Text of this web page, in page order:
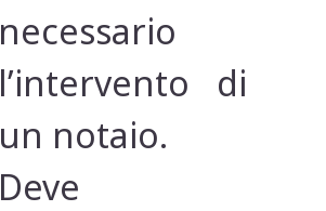
necessario
l’intervento di
un notaio.
Deve